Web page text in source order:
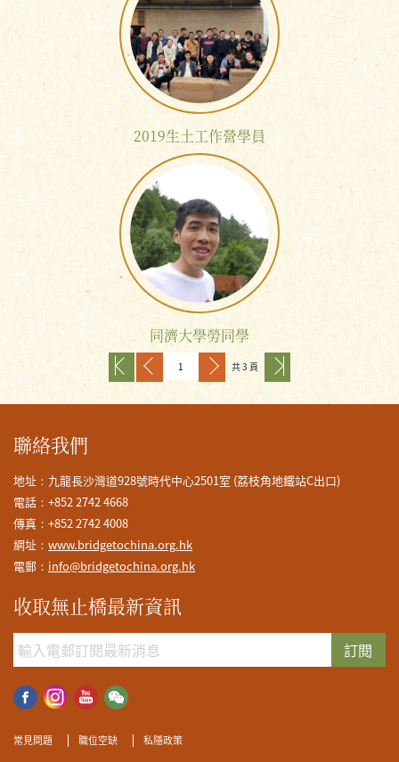
2019生土工作營學員
同濟大學勞同學
共 3 頁
聯絡我們
地址：九龍長沙灣道928號時代中心2501室 (荔枝角地鐵站C出口)
電話：+852 2742 4668
傳真：+852 2742 4008
網址： www.bridgetochina.org.hk
電郵： info@bridgetochina.org.hk
收取無止橋最新資訊
訂閱
常見問題 職位空缺 私隱政策